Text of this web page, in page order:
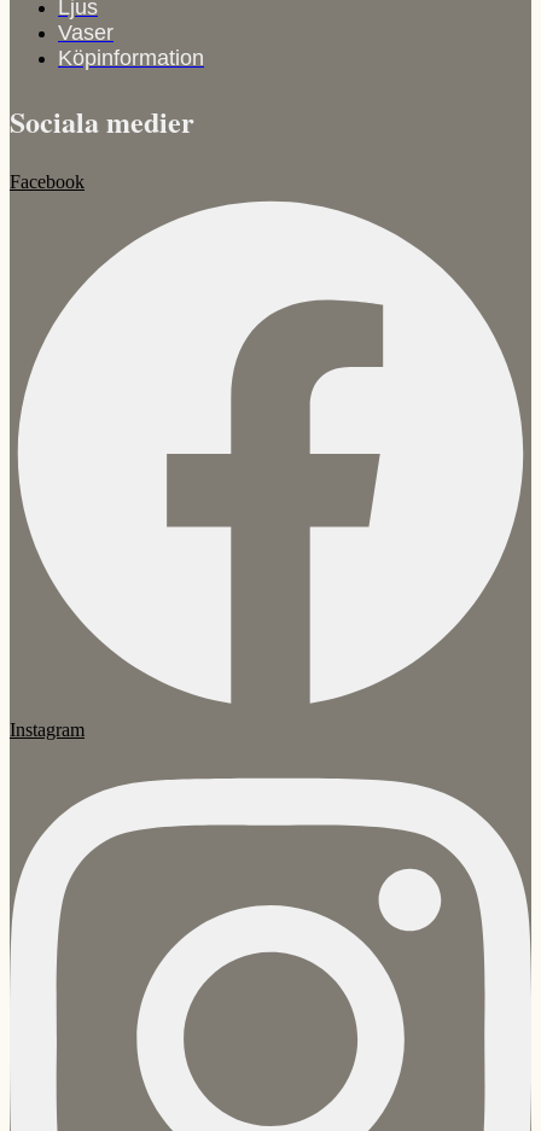
Ljus
Vaser
Köpinformation
Sociala medier
Facebook
Instagram